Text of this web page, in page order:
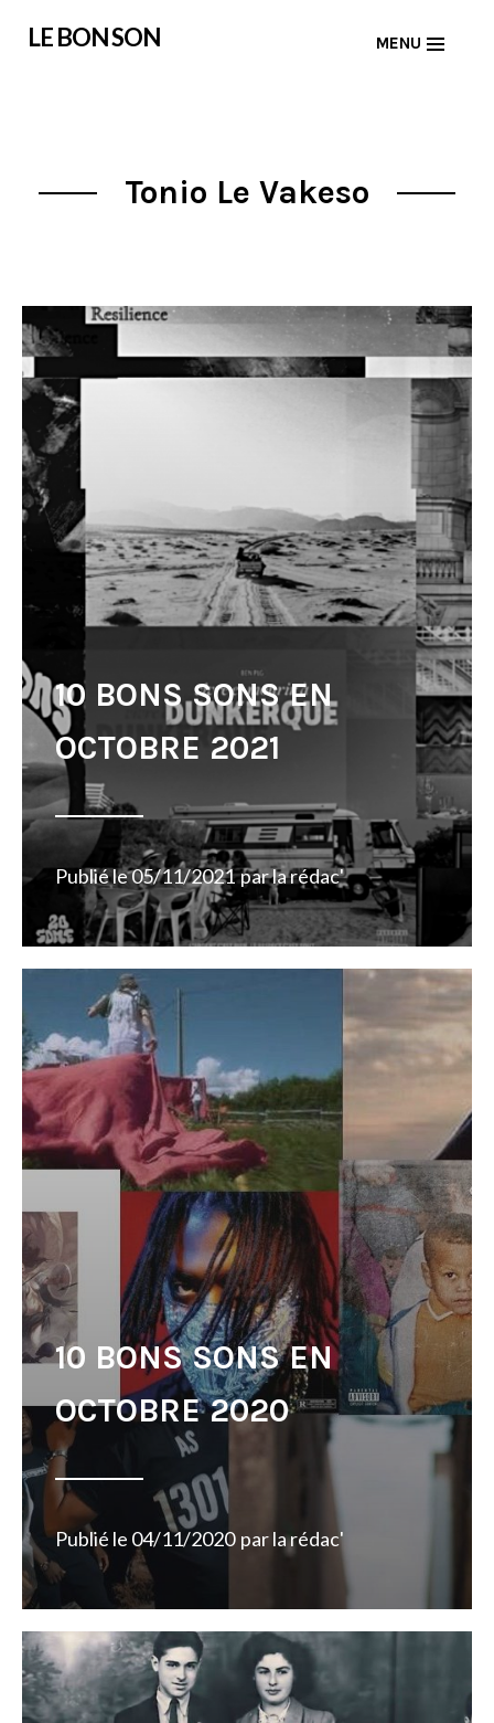
LE BON SON MENU
Tonio Le Vakeso
10 BONS SONS EN
OCTOBRE 2021
Publié le05/11/2021 parla rédac'
10 BONS SONS EN
OCTOBRE 2020
Publié le 04/11/2020 parla rédac'